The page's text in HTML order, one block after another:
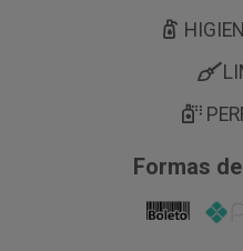
Formas